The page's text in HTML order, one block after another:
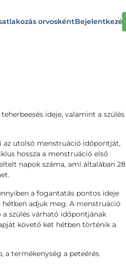
orvoskéntBejelentkezés
ideje, valamint a szülés
az utolsó menstruáció időpontját,
hossza a menstruáció első
napok száma, ami általában 28
a fogantatás pontos ideje
adjuk meg. A menstruáció
szülés várható időpontjának
követő két hétben történik a
a termékenység a peteérés